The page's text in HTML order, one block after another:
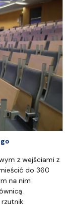
z wejściami z
do 360
na nim